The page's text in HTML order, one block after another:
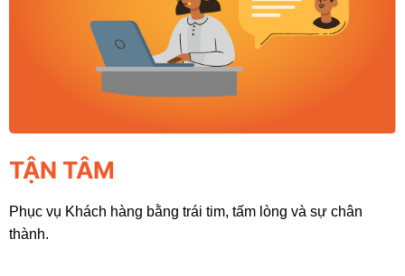
TẬN TÂM
Phục vụ Khách hàng bằng trái tim, tấm lòng và sự chân
thành.